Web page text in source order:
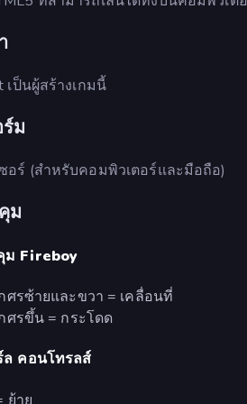
เป็นผู้สร้างเกมนี้
ม
ซอร์ (สำหรับคอมพิวเตอร์และมือถือ)
ม
ม Fireboy
ศรซ้ายและขวา = เคลื่อนที่
ศรขึ้น = กระโดด
ล คอนโทรลส์